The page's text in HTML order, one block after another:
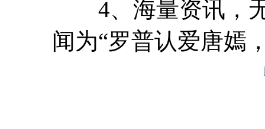
4、海量资讯，无
闻为“罗普认爱唐嫣